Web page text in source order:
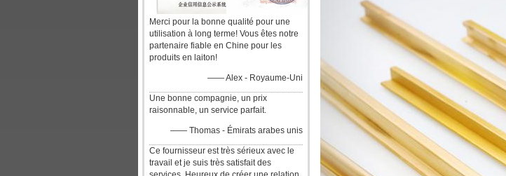
Merci pour la bonne qualité pour une
utilisation à long terme! Vous êtes notre
partenaire fiable en Chine pour les
produits en laiton!
—— Alex - Royaume-Uni
Une bonne compagnie, un prix
raisonnable, un service parfait.
—— Thomas - Émirats arabes unis
Ce fournisseur est très sérieux avec le
travail et je suis très satisfait des